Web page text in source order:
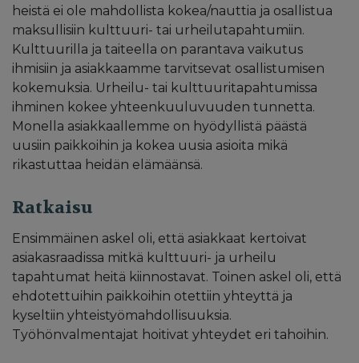
heistä ei ole mahdollista kokea/nauttia ja osallistua
maksullisiin kulttuuri- tai urheilutapahtumiin.
Kulttuurilla ja taiteella on parantava vaikutus
ihmisiin ja asiakkaamme tarvitsevat osallistumisen
kokemuksia. Urheilu- tai kulttuuritapahtumissa
ihminen kokee yhteenkuuluvuuden tunnetta.
Monella asiakkaallemme on hyödyllistä päästä
uusiin paikkoihin ja kokea uusia asioita mikä
rikastuttaa heidän elämäänsä.
Ratkaisu
Ensimmäinen askel oli, että asiakkaat kertoivat
asiakasraadissa mitkä kulttuuri- ja urheilu
tapahtumat heitä kiinnostavat. Toinen askel oli, että
ehdotettuihin paikkoihin otettiin yhteyttä ja
kyseltiin yhteistyömahdollisuuksia.
Työhönvalmentajat hoitivat yhteydet eri tahoihin.